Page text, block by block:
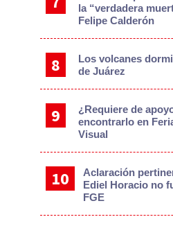
la “verdadera
Felipe Calderón
Los volcanes
de Juárez
¿Requiere de
encontrarlo en
Visual
Aclaración
Ediel Horacio no
FGE